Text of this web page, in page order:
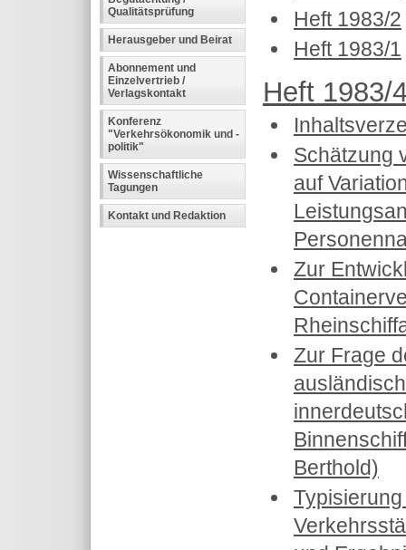
Qualitätsprüfung
Herausgeber und Beirat
Abonnement und
Einzelvertrieb /
Verlagskontakt
Konferenz
"Verkehrsökonomik und -
politik"
Wissenschaftliche
Tagungen
Kontakt und Redaktion
Heft 1983/2
Heft 1983/1
Heft 1983/
Schätzung
auf
Zur
Zur Frage
Berthold)